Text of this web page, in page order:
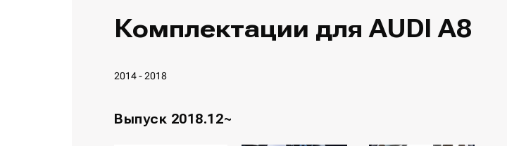
Комплектации для AUDI A8
2014 - 2018
Выпуск 2018.12~